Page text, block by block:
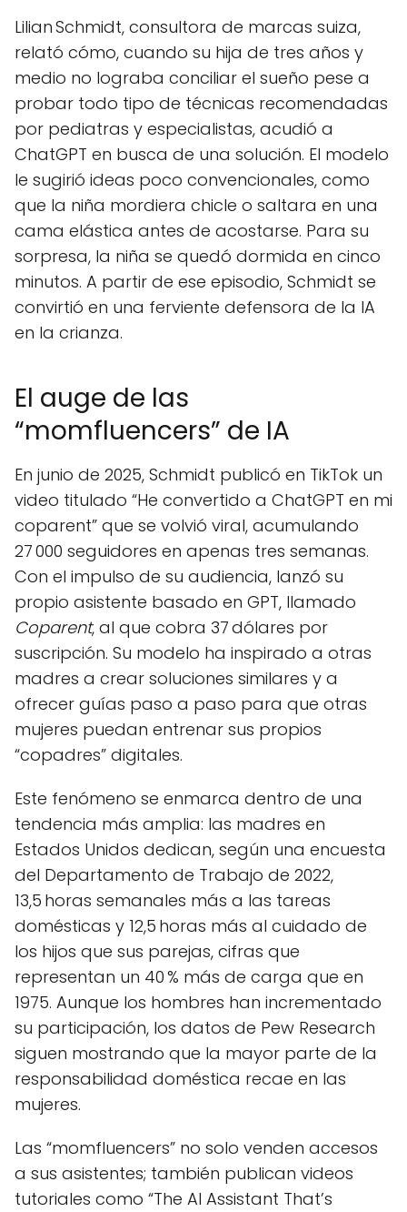
Lilian Schmidt, consultora de marcas suiza,
relató cómo, cuando su hija de tres años y
medio no lograba conciliar el sueño pese a
probar todo tipo de técnicas recomendadas
por pediatras y especialistas, acudió a
ChatGPT en busca de una solución. El modelo
le sugirió ideas poco convencionales, como
que la niña mordiera chicle o saltara en una
cama elástica antes de acostarse. Para su
sorpresa, la niña se quedó dormida en cinco
minutos. A partir de ese episodio, Schmidt se
convirtió en una ferviente defensora de la IA
en la crianza.
El auge de las
“momfluencers” de IA
En junio de 2025, Schmidt publicó en TikTok un
video titulado “He convertido a ChatGPT en mi
coparent” que se volvió viral, acumulando
27 000 seguidores en apenas tres semanas.
Con el impulso de su audiencia, lanzó su
propio asistente basado en GPT, llamado
Coparent, al que cobra 37 dólares por
suscripción. Su modelo ha inspirado a otras
madres a crear soluciones similares y a
ofrecer guías paso a paso para que otras
mujeres puedan entrenar sus propios
“copadres” digitales.
Este fenómeno se enmarca dentro de una
tendencia más amplia: las madres en
Estados Unidos dedican, según una encuesta
del Departamento de Trabajo de 2022,
13,5 horas semanales más a las tareas
domésticas y 12,5 horas más al cuidado de
los hijos que sus parejas, cifras que
representan un 40 % más de carga que en
1975. Aunque los hombres han incrementado
su participación, los datos de Pew Research
siguen mostrando que la mayor parte de la
responsabilidad doméstica recae en las
mujeres.
Las “momfluencers” no solo venden accesos
a sus asistentes; también publican videos
tutoriales como “The AI Assistant That’s